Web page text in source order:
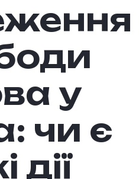
у
чи є
дії